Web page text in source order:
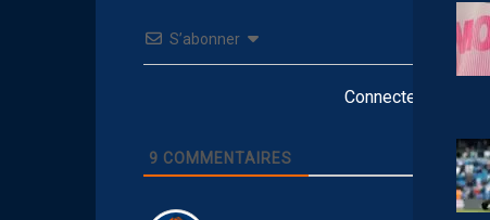
S’abonner
Connectez-vous
9 COMMENTAIRES